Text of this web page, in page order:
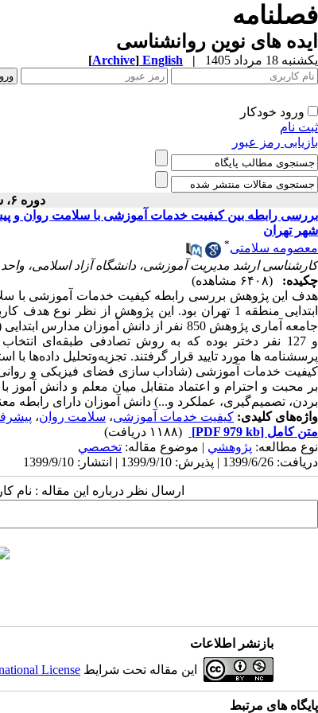
فصلنامه
ایده های نوین روانشناسی
یکشنبه 18 مرداد 1405 |
English
[Archive]
ورود خودکار
ثبت نام
بازیابی رمز عبور
دوره ۶، شماره ۱۰ - ( ۹-۱۳۹۹ )
بررسی رابطه بین کیفیت خدمات آموزشی با سلامت روان و
شهر تهران
معصومه سلامتی*
کارشناسی ارشد مدیریت آموزشی، دانشگاه آزاد اسلامی، واحد
چکیده:
(۶۴۰۸ مشاهده)
هدف این پژوهش بررسی رابطه کیفیت خدمات آموزشی با
ابتدایی منطقه 1 تهران بود. این پژوهش از نظر
و 127 نفر دختر بوده که به روش تصادفی طبقه‌ای
پرسشنامه­ ها مورد تایید قرار گرفتند. تجزیه‌و‌تحلیل
کیفیت خدمات آموزشی (شاداب سازی فضای فیزیکی و
بر محبت و احترام و اعتماد متقابل میان معلم و دانش
بردن، تصمیم‌گیری، عملکرد و...) دانش­ آموزان دارای رابطه
واژه‌های کلیدی: کیفیت خدمات آموزشی، سلامت روان،
متن کامل [PDF 979 kb]
(۱۱۸۸ دریافت)
نوع مطالعه: پژوهشي | موضوع مقاله: تخصصي
دریافت: 1399/6/26 | پذیرش: 1399/9/10 | انتشار: 1399/9/10
ارسال نظر درباره این مقاله : نام
بازنشر اطلاعات
این مقاله تحت شرایط License
پایگاه های مرتبط